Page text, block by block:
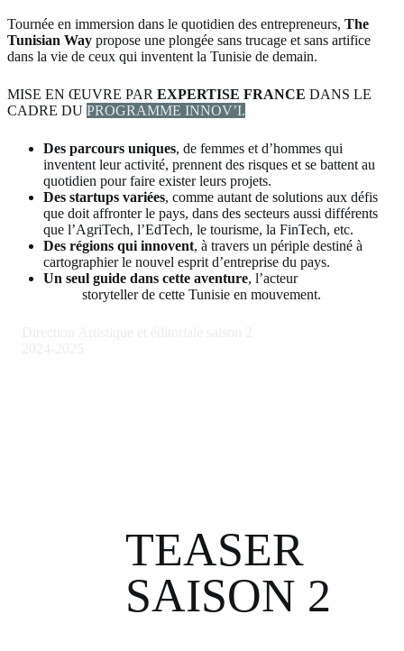
Tournée en immersion dans le quotidien des entrepreneurs, The
Tunisian Way propose une plongée sans trucage et sans artifice
dans la vie de ceux qui inventent la Tunisie de demain.
MISE EN ŒUVRE PAR EXPERTISE FRANCE DANS LE
CADRE DU PROGRAMME INNOV’I.
Des parcours uniques, de femmes et d’hommes qui
inventent leur activité, prennent des risques et se battent au
quotidien pour faire exister leurs projets.
Des startups variées, comme autant de solutions aux défis
que doit affronter le pays, dans des secteurs aussi différents
que l’AgriTech, l’EdTech, le tourisme, la FinTech, etc.
Des régions qui innovent, à travers un périple destiné à
cartographier le nouvel esprit d’entreprise du pays.
Un seul guide dans cette aventure, l’acteur
storyteller de cette Tunisie en mouvement.
TEASER
SAISON 2